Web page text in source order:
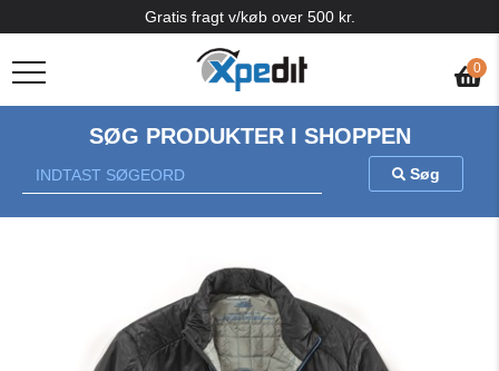
0
Gratis fragt v/køb over 500 kr.
SØG PRODUKTER I SHOPPEN
Søg